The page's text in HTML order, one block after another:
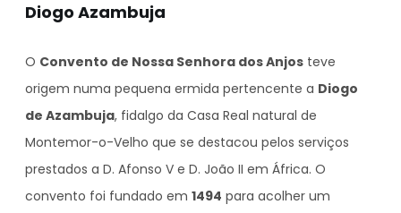
Diogo Azambuja
O Convento de Nossa Senhora dos Anjos teve
origem numa pequena ermida pertencente a Diogo
de Azambuja, fidalgo da Casa Real natural de
Montemor-o-Velho que se destacou pelos serviços
prestados a D. Afonso V e D. João II em África. O
convento foi fundado em 1494 para acolher um